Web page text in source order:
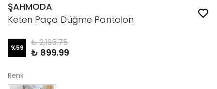
ŞAHMODA
Keten Paça Düğme Pantolon
%59 ₺ 2,195.75
₺ 899.99
Renk